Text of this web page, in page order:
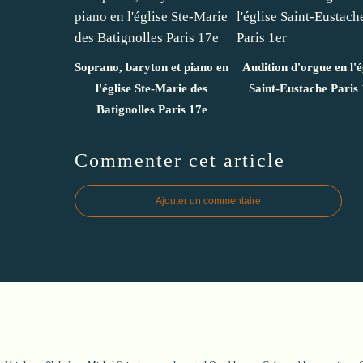
Soprano, baryton et piano en
l'église Ste-Marie des
Batignolles Paris 17e
Audition d'orgue en
Saint-Eustache Paris
Commenter cet article
Ajouter un commentaire